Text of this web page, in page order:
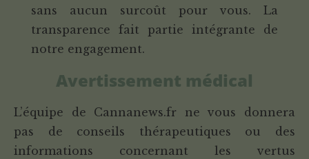
sans aucun surcoût pour vous. La
transparence fait partie intégrante de
notre engagement.
Avertissement médical
L’équipe de Cannanews.fr ne vous donnera
pas de conseils thérapeutiques ou des
informations concernant les vertus